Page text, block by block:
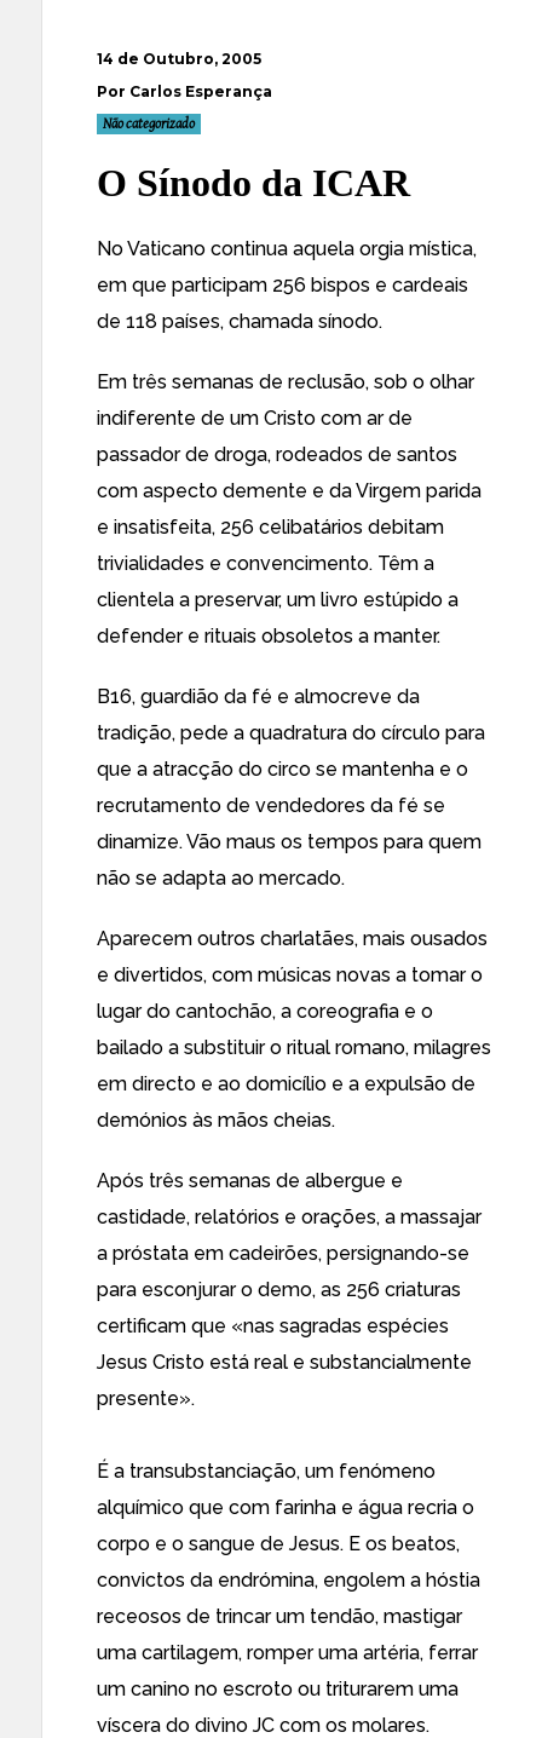
14 de Outubro, 2005
Por Carlos Esperança
Não categorizado
O Sínodo da ICAR
No Vaticano continua aquela orgia mística,
em que participam 256 bispos e cardeais
de 118 países, chamada sínodo.
Em três semanas de reclusão, sob o olhar
indiferente de um Cristo com ar de
passador de droga, rodeados de santos
com aspecto demente e da Virgem parida
e insatisfeita, 256 celibatários debitam
trivialidades e convencimento. Têm a
clientela a preservar, um livro estúpido a
defender e rituais obsoletos a manter.
B16, guardião da fé e almocreve da
tradição, pede a quadratura do círculo para
que a atracção do circo se mantenha e o
recrutamento de vendedores da fé se
dinamize. Vão maus os tempos para quem
não se adapta ao mercado.
Aparecem outros charlatães, mais ousados
e divertidos, com músicas novas a tomar o
lugar do cantochão, a coreografia e o
bailado a substituir o ritual romano, milagres
em directo e ao domicílio e a expulsão de
demónios às mãos cheias.
Após três semanas de albergue e
castidade, relatórios e orações, a massajar
a próstata em cadeirões, persignando-se
para esconjurar o demo, as 256 criaturas
certificam que «nas sagradas espécies
Jesus Cristo está real e substancialmente
presente».
É a transubstanciação, um fenómeno
alquímico que com farinha e água recria o
corpo e o sangue de Jesus. E os beatos,
convictos da endrómina, engolem a hóstia
receosos de trincar um tendão, mastigar
uma cartilagem, romper uma artéria, ferrar
um canino no escroto ou triturarem uma
víscera do divino JC com os molares.